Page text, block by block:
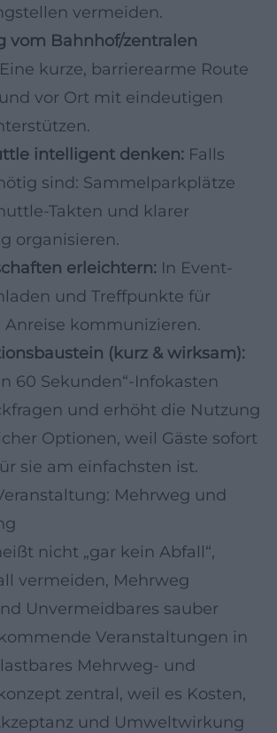
vermeiden.
vom Bahnhof/zentralen
Eine kurze, barrierearme Route
vor Ort mit eindeutigen
intelligent denken: Falls
sind: Sammelparkplätze
Takten und klarer
organisieren.
erleichtern: In Event-
und Treffpunkte für
kommunizieren.
(kurz & wirksam):
60 Sekunden“-Infokasten
und erhöht die Nutzung
Optionen, weil Gäste sofort
sie am einfachsten ist.
Mehrweg und
nicht „gar kein Abfall“,
vermeiden, Mehrweg
Unvermeidbares sauber
Veranstaltungen in
Mehrweg- und
zentral, weil es Kosten,
und Umweltwirkung